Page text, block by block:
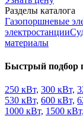
Разделы каталога
Газопоршневые
электростанции
материалы
Быстрый подбор
250 кВт, 300 кВт,
530 кВт, 600 кВт,
1000 кВт, 1500 кВт,